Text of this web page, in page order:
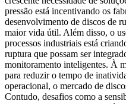
pressão está incentivando os
desenvolvimento de discos de
maior vida útil. Além disso, o
processos industriais está
ruptura que possam ser
monitoramento inteligentes. À
para reduzir o tempo de
operacional, o mercado de
Contudo, desafios como a